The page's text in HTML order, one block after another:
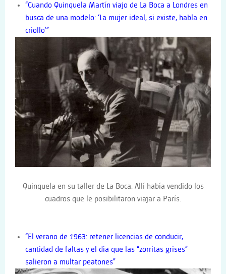
“Cuando Quinquela Martín viajo de La Boca a Londres en
busca de una modelo: ‘La mujer ideal, si existe, habla en
criollo’”
Quinquela en su taller de La Boca. Allí había vendido los
cuadros que le posibilitaron viajar a París.
“El verano de 1963: retener licencias de conducir,
cantidad de faltas y el día que las “zorritas grises”
salieron a multar peatones”